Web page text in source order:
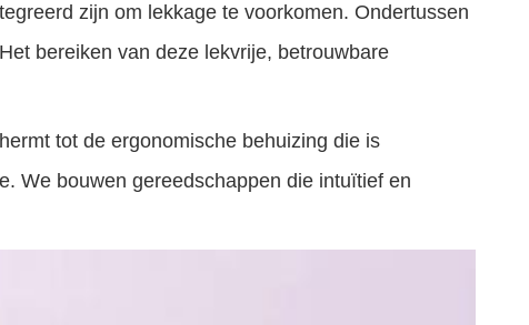
zijn om lekkage te voorkomen. Ondertussen
bereiken van deze lekvrije, betrouwbare
tot de ergonomische behuizing die is
We bouwen gereedschappen die intuïtief en